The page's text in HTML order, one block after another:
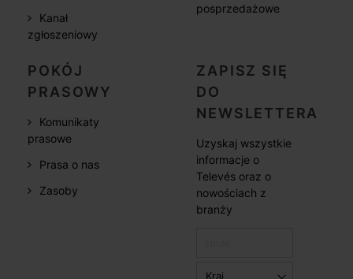
Kanał
zgłoszeniowy
posprzedażowe
POKÓJ
PRASOWY
Komunikaty
prasowe
Prasa o nas
Zasoby
ZAPISZ SIĘ
DO
NEWSLETTERA
Uzyskaj wszystkie
informacje o
Televés oraz o
nowościach z
branży